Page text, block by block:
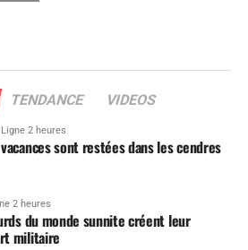
TENDANCE VIDEOS
Ligne 2 heures
sont restées dans les cendres
2 heures
du monde sunnite créent leur
militaire